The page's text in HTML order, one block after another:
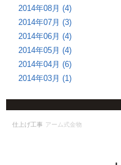
2014年08月 (4)
2014年07月 (3)
2014年06月 (4)
2014年05月 (4)
2014年04月 (6)
2014年03月 (1)
仕上げ工事 アーム式金物